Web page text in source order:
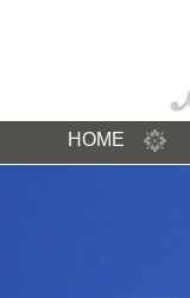
HOME